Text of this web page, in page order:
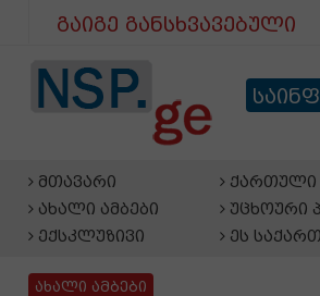
გაიგე განსხვავებული
მთავარი
ახალი ამბები
ექსკლუზივი
ქართული
უცხოური
ეს
ახალი ამბები